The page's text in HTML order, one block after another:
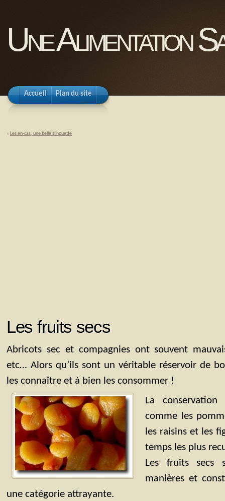
Une Alimentation
Accueil Plan du site
« Les en-cas, une belle silhouette
Les fruits secs
Abricots sec et compagnies ont souvent
etc… Alors qu’ils sont un véritable réservoir de
les connaître et à bien les consommer !
La
comme les
les raisins et les
temps les plus
Les fruits secs
manières et
une catégorie attrayante.